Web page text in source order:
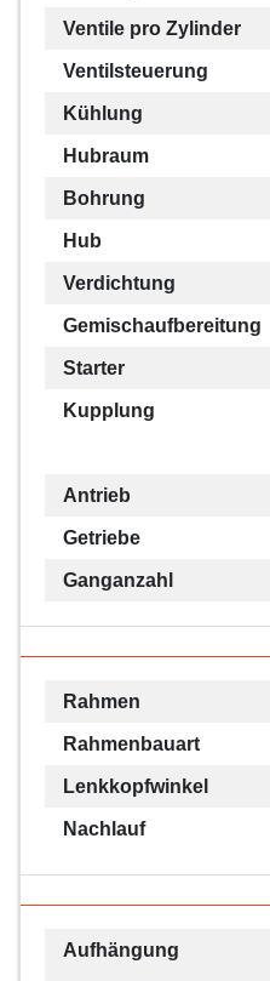
Ventile pro Zylinder
Ventilsteuerung
Kühlung
Hubraum
Bohrung
Hub
Verdichtung
Gemischaufbereitung
Starter
Kupplung
Antrieb
Getriebe
Ganganzahl
Rahmen
Rahmenbauart
Lenkkopfwinkel
Nachlauf
Aufhängung